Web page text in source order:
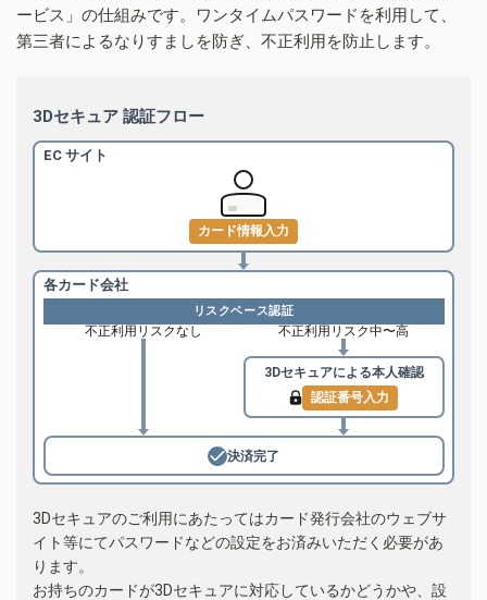
ービス」の仕組みです。ワンタイムパスワードを利用して、
第三者によるなりすましを防ぎ、不正利用を防止します。
3Dセキュア 認証フロー
EC サイト
カード情報入力
各カード会社
リスクベース認証
不正利用リスクなし 不正利用リスク中〜高
3Dセキュアによる本人確認
認証番号入力
決済完了
3Dセキュアのご利用にあたってはカード発行会社のウェブサ
イト等にてパスワードなどの設定をお済みいただく必要があ
ります。
お持ちのカードが3Dセキュアに対応しているかどうかや、設